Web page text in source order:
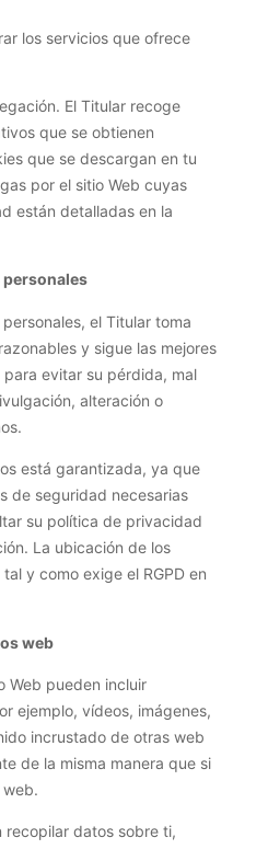
los servicios que ofrece
El Titular recoge
que se obtienen
que se descargan en tu
por el sitio Web cuyas
están detalladas en la
personales
el Titular toma
y sigue las mejores
evitar su pérdida, mal
alteración o
está garantizada, ya que
de seguridad necesarias
su política de privacidad
La ubicación de los
y como exige el RGPD en
web
Web pueden incluir
ejemplo, vídeos, imágenes,
incrustado de otras web
de la misma manera que si
recopilar datos sobre ti,